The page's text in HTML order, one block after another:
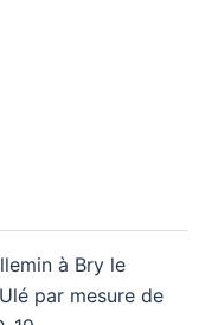
à Bry le
par mesure de